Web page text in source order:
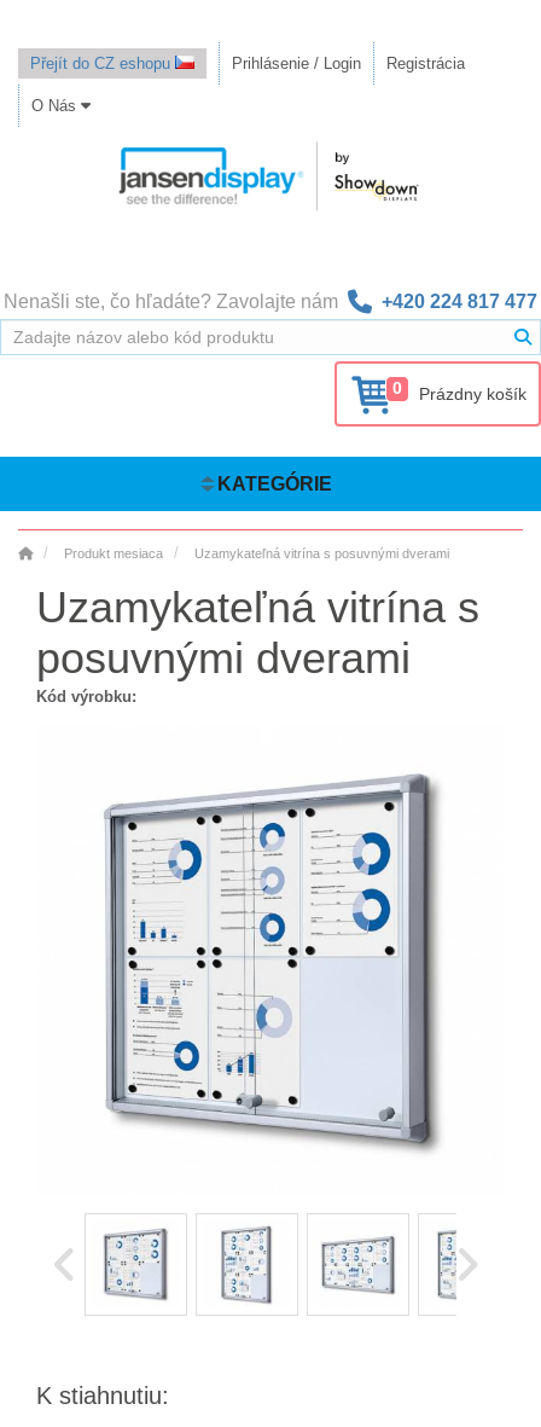
Přejít do CZ eshopu Prihlásenie / Login Registrácia
O Nás
Nenašli ste, čo hľadáte? Zavolajte nám +420 224 817 477
0 Prázdny košík
KATEGÓRIE
Produkt mesiaca Uzamykateľná vitrína s posuvnými dverami
Uzamykateľná vitrína s
posuvnými dverami
Kód výrobku:
K stiahnutiu: